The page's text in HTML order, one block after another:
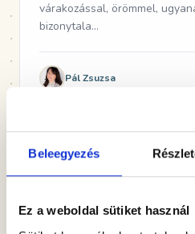
Beleegyezés
Ez a weboldal sütiket használ
várakozással, örömmel,
bizonytala...
Pál Zsuzsa
Nyári szünet és
A nyári szünet minden